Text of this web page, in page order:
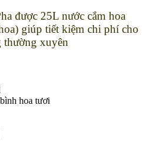
được 25L nước cắm hoa
giúp tiết kiệm chi phí cho
thường xuyên
hoa tươi